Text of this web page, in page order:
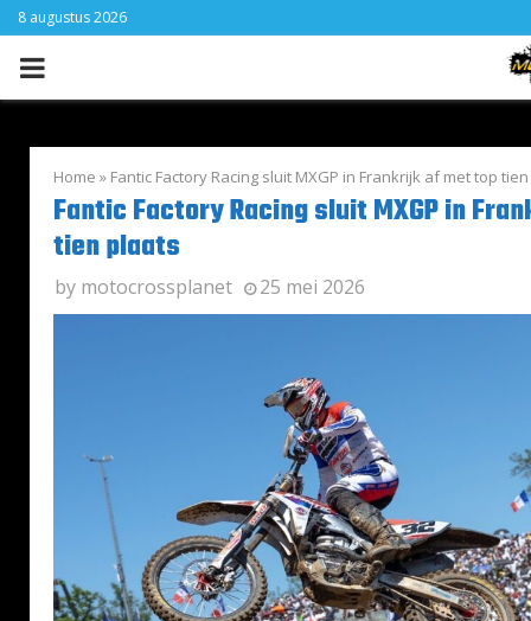
8 augustus 2026
PRIMARY
Home » Fantic Factory Racing sluit MXGP in Frankrijk af met top
Fantic Factory Racing sluit MXGP in
tien plaats
by motocrossplanet 25 mei 2026